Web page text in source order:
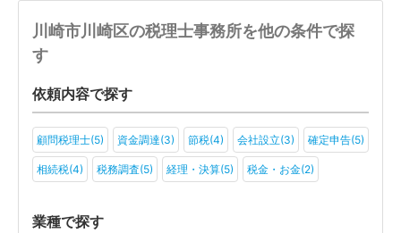
川崎市川崎区の税理士事務所を他の条件で探
す
依頼内容で探す
顧問税理士(5) 資金調達(3) 節税(4) 会社設立(3) 確定申告(5)
相続税(4) 税務調査(5) 経理・決算(5) 税金・お金(2)
業種で探す